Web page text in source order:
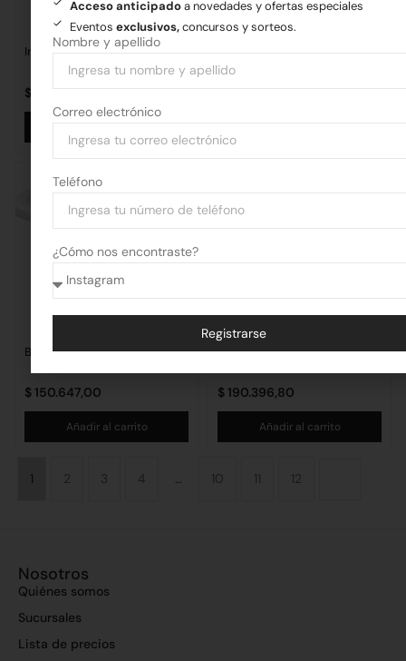
Inodoro Axis Largo
$ 293.417,57
Añadir al carrito
Deposito Vogue
$171.328,74
Añadir al carrito
Bidet Vogue
$ 150.647,00
Añadir al carrito
Inodoro Vogue Largo
$ 190.396,80
Añadir al carrito
1 2 3 4 … 10 11 12
Nosotros
Quiénes somos
Sucursales
Lista de precios
Acceso anticipadoa novedades y ofertas especiales
Eventos exclusivos,concursos y sorteos.
Nombre y apellido
Correo electrónico
Teléfono
¿Cómo nos encontraste?
Registrarse